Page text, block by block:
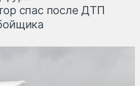
спас после ДТП